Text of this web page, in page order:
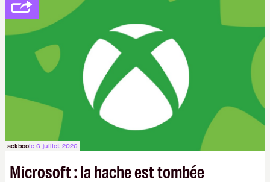
ackboole 6 juillet 2026
Microsoft : la hache est tombée